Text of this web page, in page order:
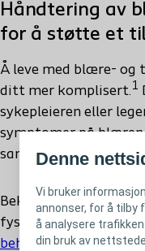
Denne
Vi bruker
annonser, for å tilby
å analysere
din bruk av
Håndtering av
for å støtte et
Å leve med blære- og
ditt mer komplisert. 1
sykepleieren eller
symptomer på blæren
samarbeide med deg
Bekymringer om
fysisk intimitet.
behandling for